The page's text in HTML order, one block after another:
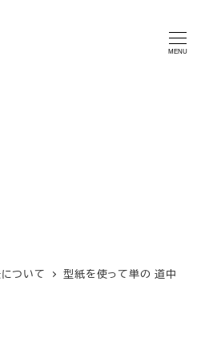
MENU
ついて
型紙を使って単の 道中